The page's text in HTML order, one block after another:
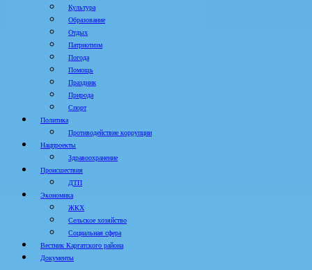
Культура
Образование
Отдых
Патриотизм
Погода
Помощь
Праздник
Природа
Спорт
Политика
Противодействие коррупции
Нацпроекты
Здравоохранение
Происшествия
ДТП
Экономика
ЖКХ
Сельское хозяйство
Социальная сфера
Вестник Каргатского района
Документы